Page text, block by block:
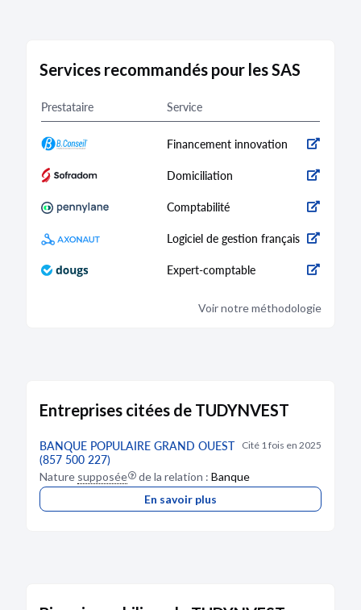
Services recommandés pour les SAS
Prestataire Service
Financement innovation
Domiciliation
Comptabilité
Logiciel de gestion français
Expert-comptable
Voir notre méthodologie
Entreprises citées de TUDYNVEST
BANQUE POPULAIRE GRAND OUEST
(857 500 227)
Cité 1 fois en 2025
Nature supposée de la relation : Banque
En savoir plus